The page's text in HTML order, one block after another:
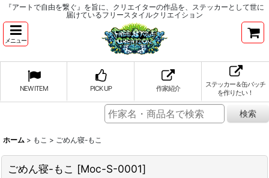
『アートで自由を繋ぐ』を旨に、クリエイターの作品を、ステッカーとして世に
届けているフリースタイルクリエイション
メニュー
NEW ITEM PICK UP 作家紹介
ステッカー＆缶バッチ
を作りたい！
ホーム > もこ > ごめん寝-もこ
ごめん寝-もこ [Moc-S-0001]